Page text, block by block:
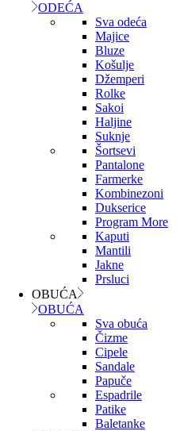
ODEĆA
Sva odeća
Majice
Bluze
Košulje
Džemperi
Rolke
Sakoi
Haljine
Suknje
Šortsevi
Pantalone
Farmerke
Kombinezoni
Dukserice
Program More
Kaputi
Mantili
Jakne
Prsluci
OBUĆA
OBUĆA
Sva obuća
Čizme
Cipele
Sandale
Papuče
Espadrile
Patike
Baletanke